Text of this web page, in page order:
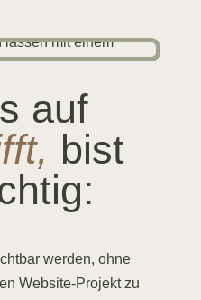
auf
bist
werden, ohne
Website-Projekt zu